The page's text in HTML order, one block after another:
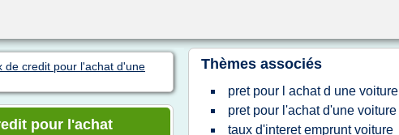
de credit pour l'achat d'une
pour l'achat
Thèmes associés
pret pour l achat d une voiture
pret pour l'achat d'une voiture
taux d'interet emprunt voiture